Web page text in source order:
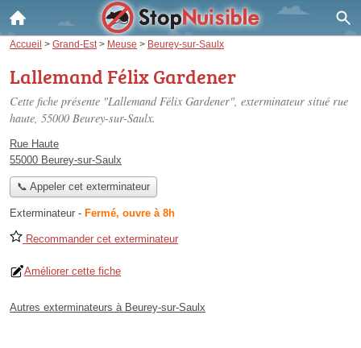
Accueil > Grand-Est > Meuse > Beurey-sur-Saulx
Lallemand Félix Gardener
Cette fiche présente "Lallemand Félix Gardener", exterminateur situé rue
haute, 55000 Beurey-sur-Saulx.
Rue Haute
55000 Beurey-sur-Saulx
📞 Appeler cet exterminateur
Exterminateur - Fermé, ouvre à 8h
Recommander cet exterminateur
Améliorer cette fiche
Autres exterminateurs à Beurey-sur-Saulx